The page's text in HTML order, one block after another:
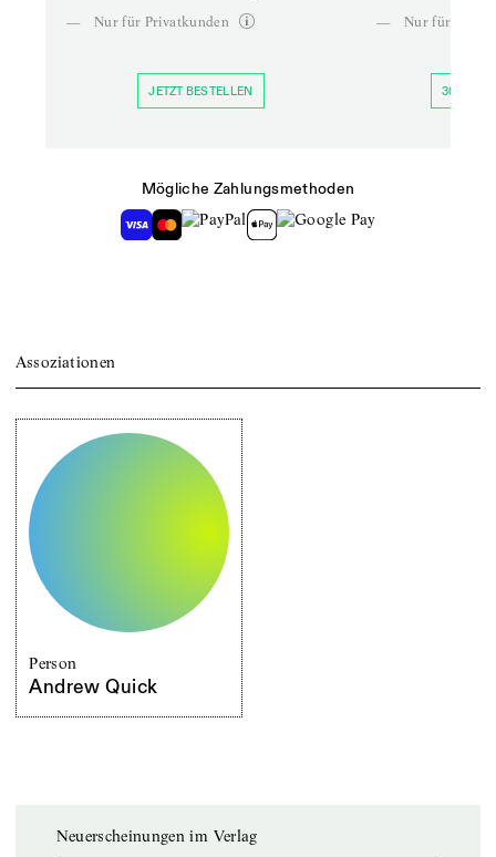
—
Nur für Privatkunden
JETZT BESTELLEN
—
Nur für
30 TAGE
Mögliche Zahlungsmethoden
Assoziationen
Person
Andrew Quick
Neuerscheinungen im Verlag